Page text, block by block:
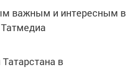
важным и интересным в
Татмедиа
в